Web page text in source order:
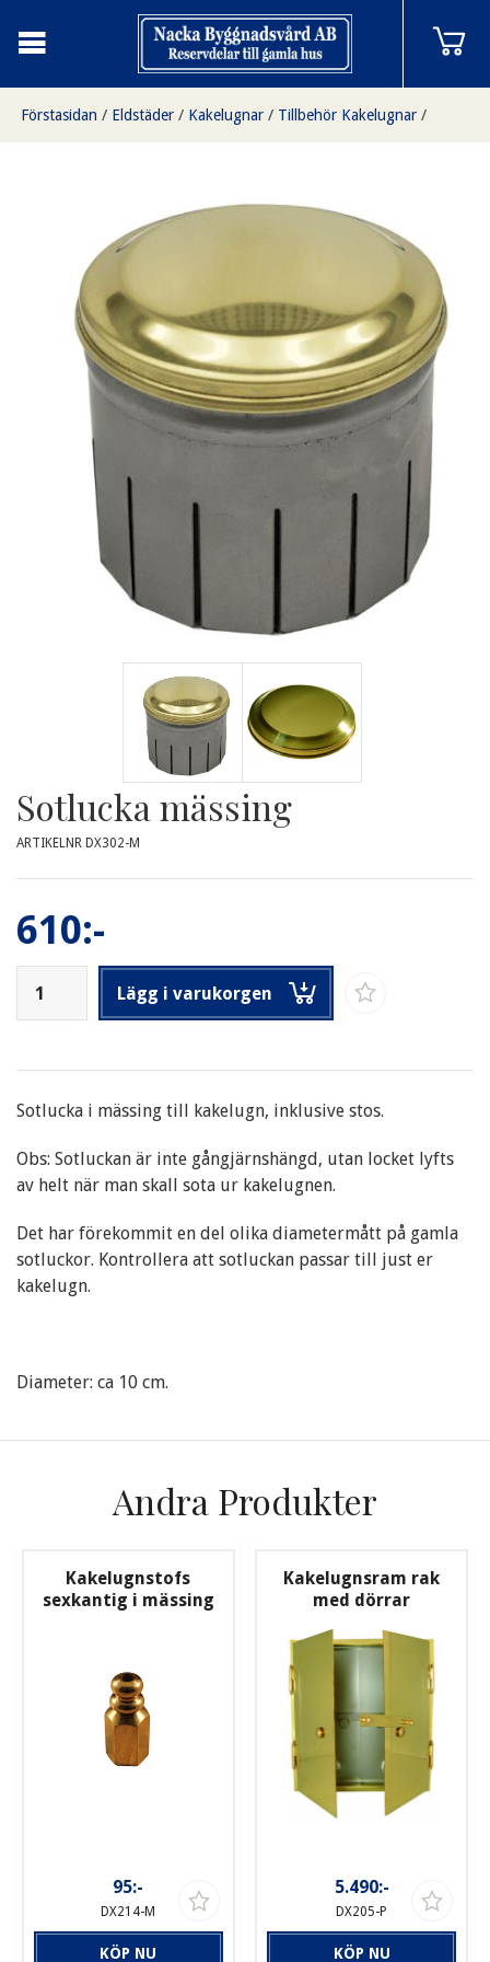
Förstasidan / Eldstäder / Kakelugnar / Tillbehör Kakelugnar /
Sotlucka mässing
ARTIKELNR DX302-M
610:-
Lägg i varukorgen
Sotlucka i mässing till kakelugn, inklusive stos.
Obs: Sotluckan är inte gångjärnshängd, utan locket lyfts
av helt när man skall sota ur kakelugnen.
Det har förekommit en del olika diametermått på gamla
sotluckor. Kontrollera att sotluckan passar till just er
kakelugn.
Diameter: ca 10 cm.
Andra Produkter
Kakelugnstofs
sexkantig i mässing
95:-
DX214-M
KÖP NU
Kakelugnsram rak
med dörrar
5.490:-
DX205-P
KÖP NU